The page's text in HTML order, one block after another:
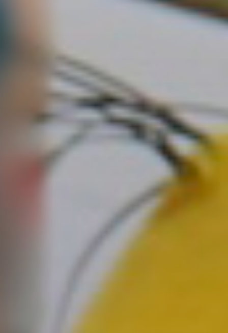
Выходные
в Чебоксарах
31 августа
и 1 сентября